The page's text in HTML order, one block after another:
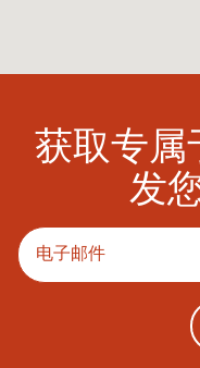
获取专属
发
请输入电子邮件地址